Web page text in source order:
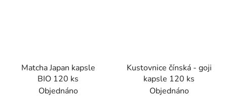
Matcha Japan kapsle
BIO 120 ks
Objednáno
Kustovnice čínská - goji
kapsle 120 ks
Objednáno